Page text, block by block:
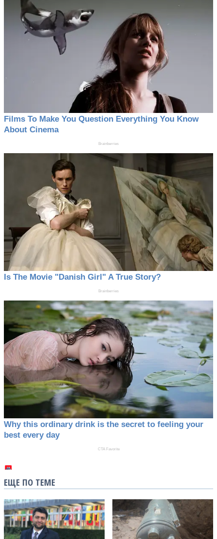
ЕЩЕ ПО ТЕМЕ